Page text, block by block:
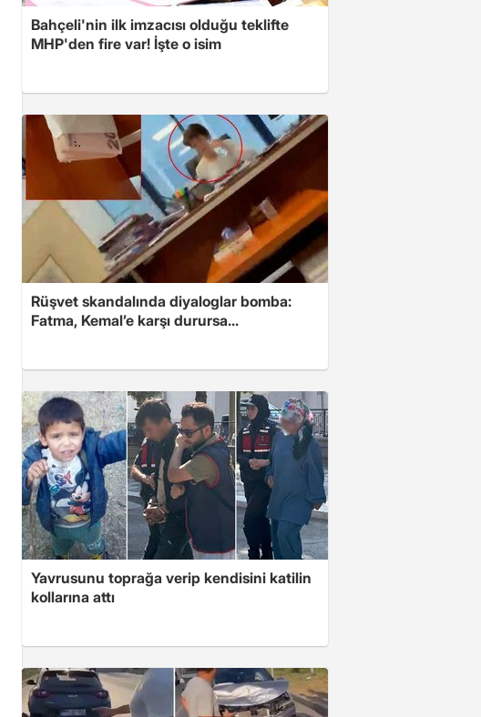
Bahçeli'nin ilk imzacısı olduğu teklifte
MHP'den fire var! İşte o isim
Rüşvet skandalında diyaloglar bomba:
Fatma, Kemal’e karşı durursa...
Yavrusunu toprağa verip kendisini katilin
kollarına attı